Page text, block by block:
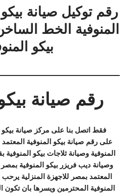
رقم توكيل صيانة بيكو
المنوفية الخط
بيكو
رقم صيانة
فقط اتصل بنا على مركز صيانة بيكو
على رقم صيانة بيكو المنوفية
المنوفية وصيانة ثلاجات بيكو
وصيانة ديب فريزر بيكو المنوفية
المعتمد بمصر للاجهزة المنزلية يرحب
المنوفية المحترمين ويسرها بان تكون